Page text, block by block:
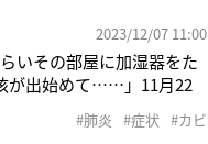
2023/12/07 11:00
いその部屋に加湿器をた
が出始めて……」11月22
だ。「レントゲンを撮って
#肺炎 #症状 #カビ